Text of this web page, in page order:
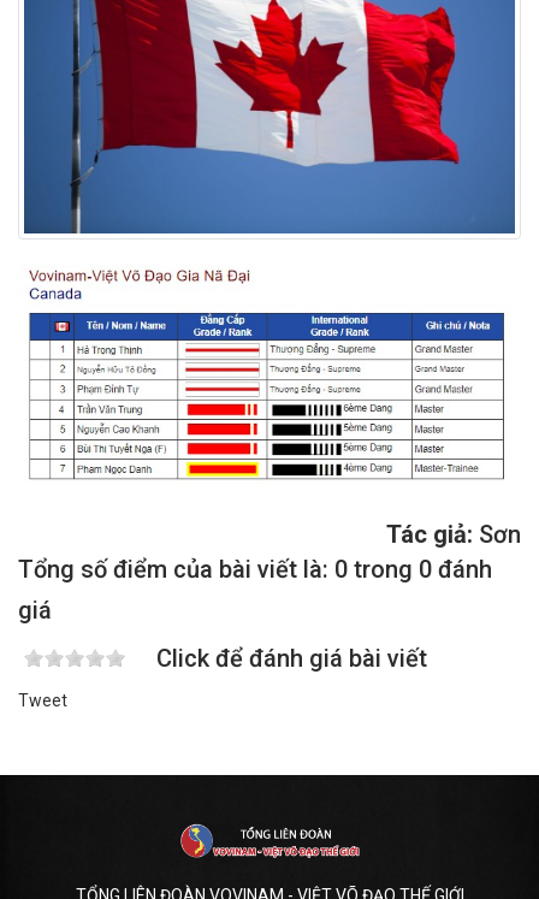
Tác giả: Sơn
Tổng số điểm của bài viết là: 0 trong 0 đánh
giá
Click để đánh giá bài viết
Tweet